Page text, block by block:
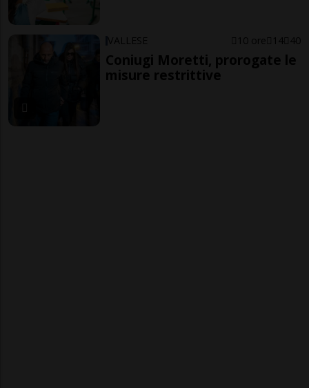
VALLESE 10 ore 14 40
Coniugi Moretti, prorogate le
misure restrittive